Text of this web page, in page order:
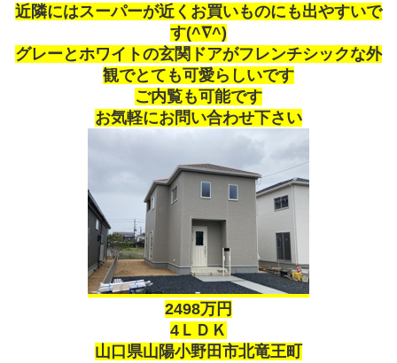
近隣にはスーパーが近くお買いものにも出やすいで
す(^∇^)
グレーとホワイトの玄関ドアがフレンチシックな外
観でとても可愛らしいです
ご内覧も可能です
お気軽にお問い合わせ下さい
2498万円
4ＬＤＫ
山口県山陽小野田市北竜王町